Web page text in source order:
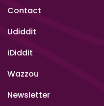
Contact
Udiddit
iDiddit
Wazzou
Newsletter